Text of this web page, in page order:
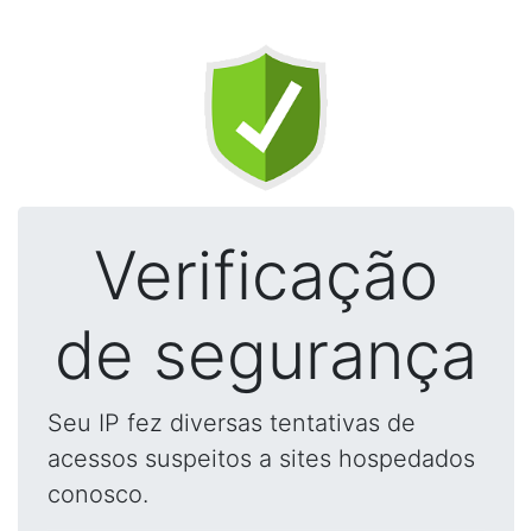
Verificação
de segurança
Seu IP fez diversas tentativas de
acessos suspeitos a sites hospedados
conosco.